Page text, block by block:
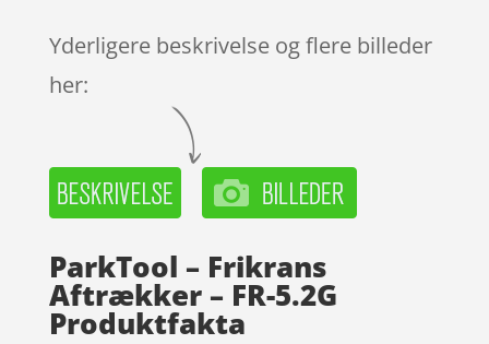
Yderligere beskrivelse og flere billeder
her:
ParkTool – Frikrans
Aftrækker – FR-5.2G
Produktfakta